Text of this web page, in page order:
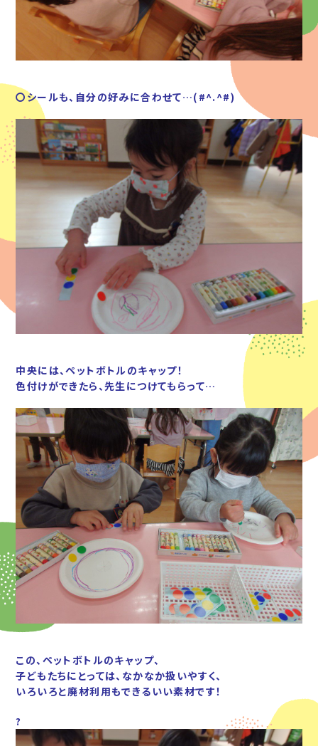
〇シールも、自分の好みに合わせて…(#^.^#)
中央には、ペットボトルのキャップ！
色付けができたら、先生につけてもらって…
この、ペットボトルのキャップ、
子どもたちにとっては、なかなか扱いやすく、
いろいろと廃材利用もできるいい素材です！
?